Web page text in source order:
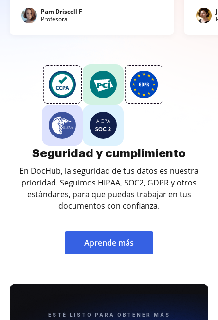
Pam Driscoll F
Profesora
Seguridad y cumplimiento
En DocHub, la seguridad de tus datos es nuestra
prioridad. Seguimos HIPAA, SOC2, GDPR y otros
estándares, para que puedas trabajar en tus
documentos con confianza.
Aprende más
ESTÉ LISTO PARA OBTENER MÁS